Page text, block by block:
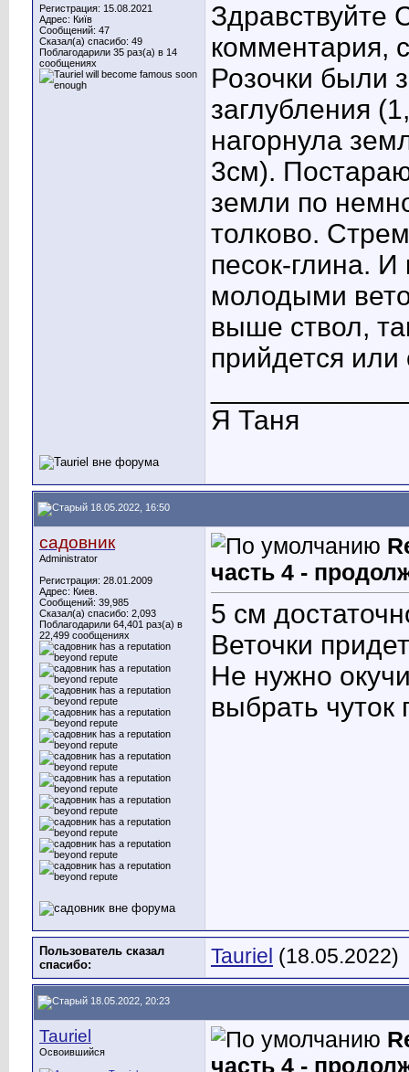
Регистрация: 15.08.2021
Адрес: Київ
Сообщений: 47
Сказал(а) спасибо: 49
Поблагодарили 35 раз(а) в 14
сообщениях
Здравствуйте
комментария,
Розочки были
заглубления
нагорнула
3см).
земли по
толково.
песок-глина.
молодыми
выше ствол,
прийдется или
Я Таня
18.05.2022, 16:50
садовник
Administrator
Регистрация: 28.01.2009
Адрес: Киев.
Сообщений: 39,985
Сказал(а) спасибо: 2,093
Поблагодарили 64,401 раз(а) в
22,499 сообщениях
часть 4 -
5 см
Веточки
Не нужно
выбрать
Пользователь сказал
cпасибо:
Tauriel (18.05.2022)
18.05.2022, 20:23
Tauriel
Освоившийся
часть 4 -